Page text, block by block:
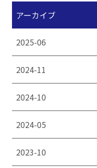
アーカイブ
2025-06
2024-11
2024-10
2024-05
2023-10